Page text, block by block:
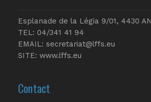
Esplanade de la Légia 9/01, 4430
TEL: 04/341 41 94
EMAIL: secretariat@lffs.eu
SITE: www.lffs.eu
Contact